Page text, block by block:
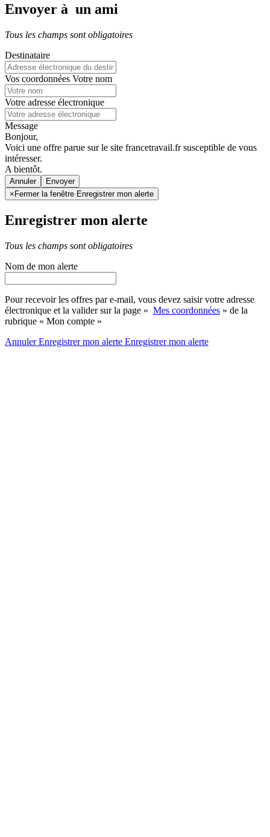
Envoyer à un ami
Tous les champs sont obligatoires
Destinataire
Vos coordonnées Votre nom
Votre adresse électronique
Message
Bonjour,
Voici une offre parue sur le site francetravail.fr susceptible de vous
intéresser.
A bientôt.
Annuler
× Fermer la fenêtre Enregistrer mon alerte
Enregistrer mon alerte
Tous les champs sont obligatoires
Nom de mon alerte
Pour recevoir les offres par e-mail, vous devez saisir votre adresse
électronique et la valider sur la page « Mes coordonnées » de la
rubrique « Mon compte »
AnnulerEnregistrer mon alerte Enregistrermon alerte